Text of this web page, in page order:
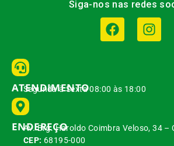
Siga-nos nas redes
ATENDIMENTO
Segunda à Sexta 08:00 às 18:00
ENDEREÇO
Av. Brg. Haroldo Coimbra Veloso, 34 –
CEP: 68195-000